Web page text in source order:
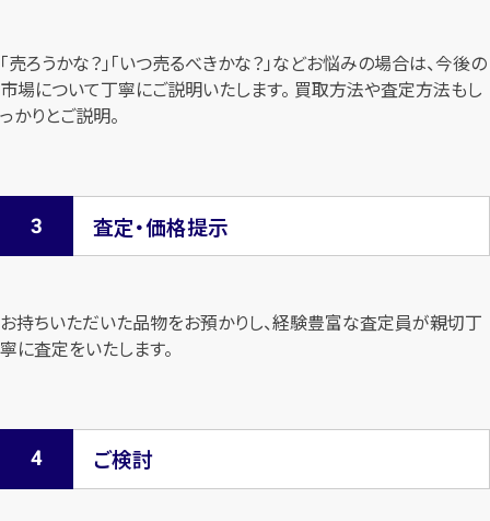
「売ろうかな？」「いつ売るべきかな？」などお悩みの場合は、今後の
市場について丁寧にご説明いたします。 買取方法や査定方法もし
っかりとご説明。
査定・価格提示
お持ちいただいた品物をお預かりし、経験豊富な査定員が親切丁
寧に査定をいたします。
ご検討